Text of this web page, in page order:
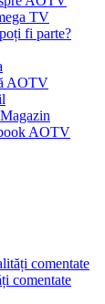
TV
fi parte?
AOTV
AOTV
comentate
comentate